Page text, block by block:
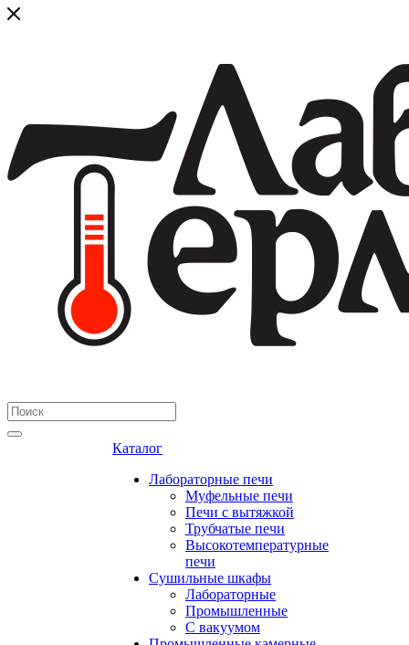
Каталог
Лабораторные печи
Муфельные печи
Печи с вытяжкой
Трубчатые печи
Высокотемпературные
печи
Сушильные шкафы
Лабораторные
Промышленные
С вакуумом